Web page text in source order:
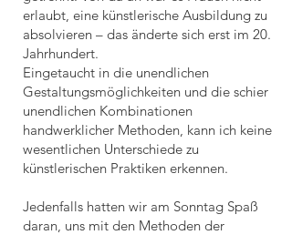
erlaubt, eine künstlerische Ausbildung zu
absolvieren – das änderte sich erst im 20.
Jahrhundert.
Eingetaucht in die unendlichen
Gestaltungsmöglichkeiten und die schier
unendlichen Kombinationen
handwerklicher Methoden, kann ich keine
wesentlichen Unterschiede zu
künstlerischen Praktiken erkennen.
Jedenfalls hatten wir am Sonntag Spaß
daran, uns mit den Methoden der